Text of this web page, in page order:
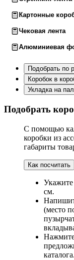
Картонные
Чековая лента
Алюминиевая
Подобрать по
Коробок в
Укладка на
Подобрать
С помощью
коробки из
габариты
Как посчитать
см.
(место
Нажмите
каталога.